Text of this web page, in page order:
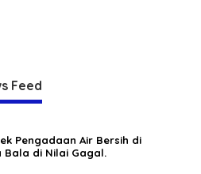
Feed
Pengadaan Air Bersih di
Bala di Nilai Gagal.